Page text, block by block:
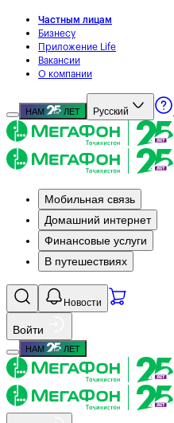
Частным лицам
Бизнесу
Приложение Life
Вакансии
О компании
НАМ ЛЕТ Русский
Мобильная связь
Домашний интернет
Финансовые услуги
В путешествиях
Новости
Войти
НАМ ЛЕТ